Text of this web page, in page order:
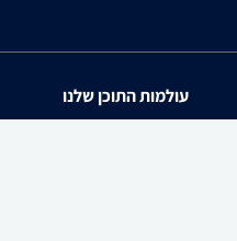
עולמות התוכן שלנו